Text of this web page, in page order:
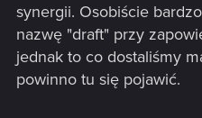
synergii. Osobiście
nazwę "draft" przy
jednak to co dostaliśmy
powinno tu się pojawić.